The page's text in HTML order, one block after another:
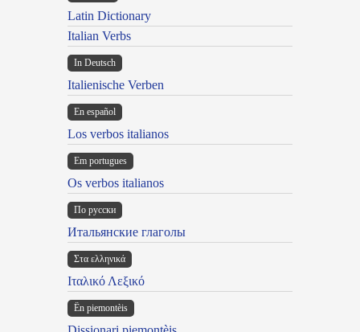
Latin Dictionary
Italian Verbs
In Deutsch
Italienische Verben
En español
Los verbos italianos
Em portugues
Os verbos italianos
По русски
Итальянские глаголы
Στα ελληνικά
Ιταλικό Λεξικό
Ën piemontèis